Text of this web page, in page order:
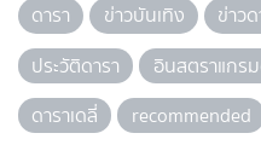
ดารา ข่าวบันเทิง ข่าว
ประวัติดารา
อินสตราแกร
ดาราเดลี่
recommended